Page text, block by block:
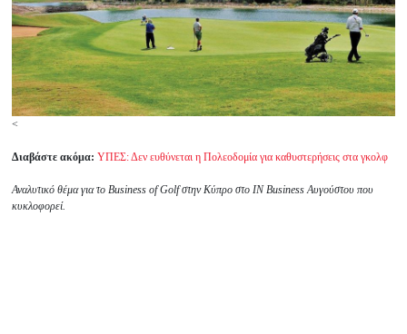
<
Διαβάστε ακόμα:ΥΠΕΣ: Δεν ευθύνεται η Πολεοδομία για καθυστερήσεις στα γκολφ
Αναλυτικό θέμα για τo Business of Golf στην Κύπρο στο ΙΝ Business Αυγούστου που
κυκλοφορεί.